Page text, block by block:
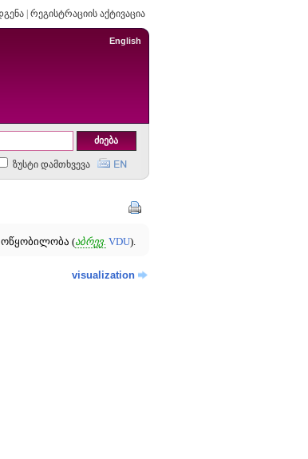
| რეგისტრაციის აქტივაცია
English
ზუსტი დამთხვევა
(აბრევ. VDU).
visualization